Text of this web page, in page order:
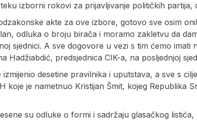
izborni rokovi za prijavljivanje političkih partija,
akte za ove izbore, gotovo sve osim
odluka o broju birača i moramo zakletvu da
sjednici. A sve dogovore u vezi s tim ćemo imati
Hadžiabdić, predsjednica CIK-a, na posljednjoj
izmijenio desetine pravilnika i uputstava, a sve s
koje je nametnuo Kristijan Šmit, kojeg Republika
su odluke o formi i sadržaju glasačkog